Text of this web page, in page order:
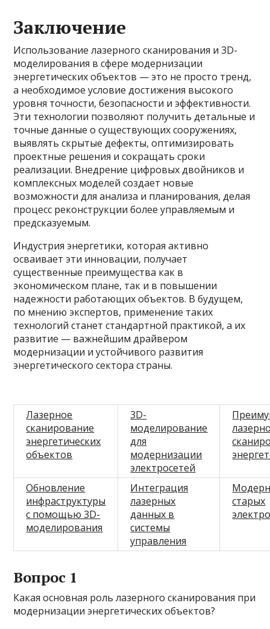
Заключение
Использование лазерного сканирования и 3D-
моделирования в сфере модернизации
энергетических объектов — это не просто тренд,
а необходимое условие достижения высокого
уровня точности, безопасности и эффективности.
Эти технологии позволяют получить детальные и
точные данные о существующих сооружениях,
выявлять скрытые дефекты, оптимизировать
проектные решения и сокращать сроки
реализации. Внедрение цифровых двойников и
комплексных моделей создает новые
возможности для анализа и планирования, делая
процесс реконструкции более управляемым и
предсказуемым.
Индустрия энергетики, которая активно
осваивает эти инновации, получает
существенные преимущества как в
экономическом плане, так и в повышении
надежности работающих объектов. В будущем,
по мнению экспертов, применение таких
технологий станет стандартной практикой, а их
развитие — важнейшим драйвером
модернизации и устойчивого развития
энергетического сектора страны.
Лазерное
сканирование
энергетических
объектов
3D-
моделирование
для
модернизации
электросетей
Обновление
инфраструктуры
с помощью 3D-
моделирования
Интеграция
лазерных
данных в
системы
управления
старых
Вопрос 1
Какая основная роль лазерного сканирования при
модернизации энергетических объектов?